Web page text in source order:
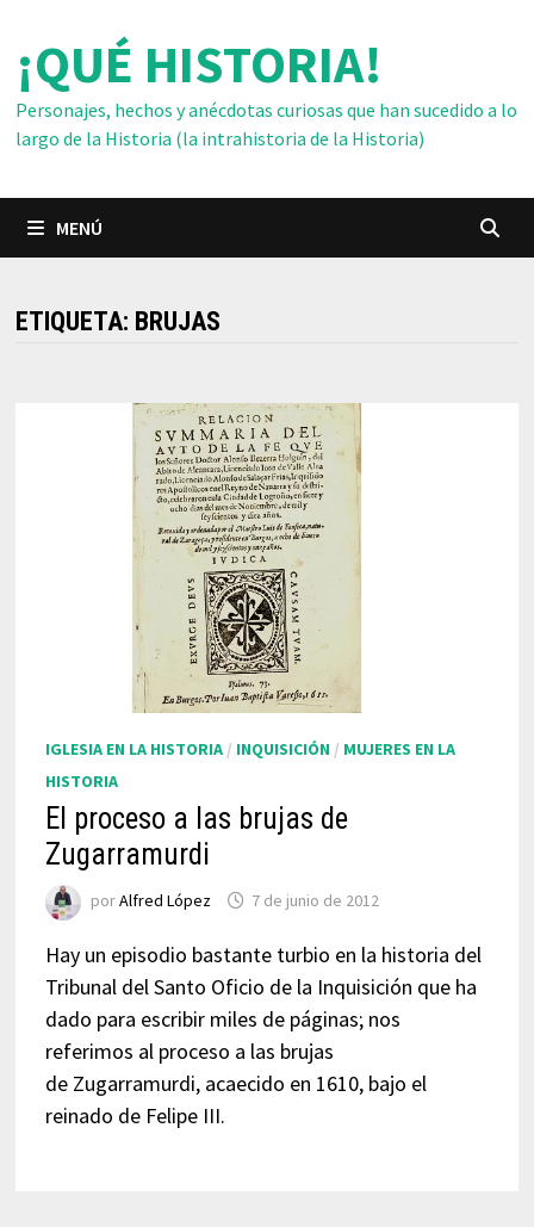
contenido
¡QUÉ HISTORIA!
Personajes, hechos y anécdotas curiosas que han sucedido a lo
largo de la Historia (la intrahistoria de la Historia)
MENÚ
ETIQUETA: BRUJAS
IGLESIA EN LA HISTORIA/ INQUISICIÓN / MUJERES EN LA
HISTORIA
El proceso a las brujas de
Zugarramurdi
porAlfred López 7 de junio de 2012
Hay un episodio bastante turbio en la historia del
Tribunal del Santo Oficio de la Inquisición que ha
dado para escribir miles de páginas; nos
referimos al proceso a las brujas
de Zugarramurdi, acaecido en 1610, bajo el
reinado de Felipe III.